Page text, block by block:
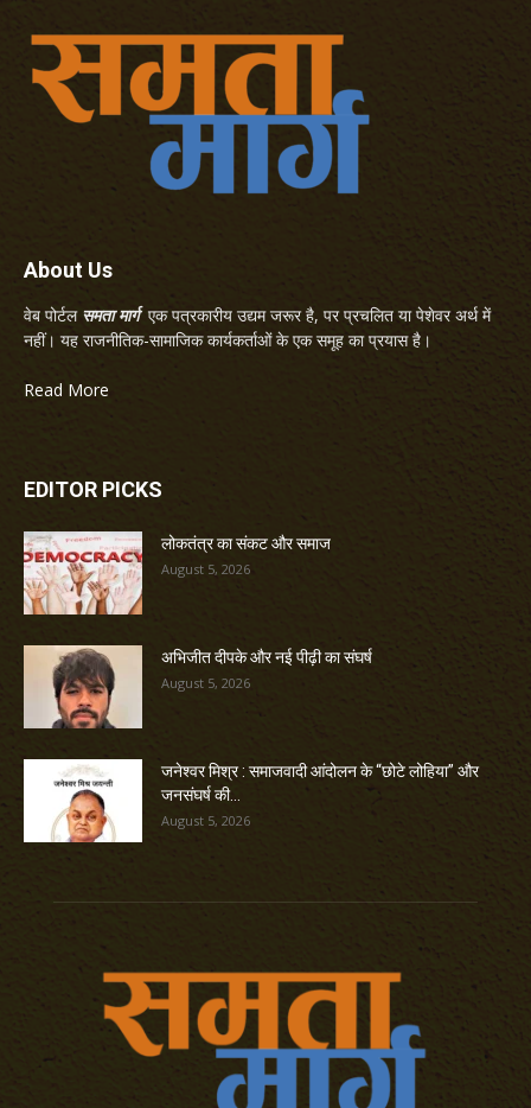
About Us
वेब पोर्टल समता मार्गएक पत्रकारीय उद्यम जरूर है, पर प्रचलित या पेशेवर अर्थ में
नहीं। यह राजनीतिक-सामाजिक कार्यकर्ताओं के एक समूह का प्रयास है।
Read More
EDITOR PICKS
लोकतंत्र का संकट और समाज
August 5, 2026
अभिजीत दीपके और नई पीढ़ी का संघर्ष
August 5, 2026
जनेश्वर मिश्र : समाजवादी आंदोलन के “छोटे लोहिया” और
जनसंघर्ष की...
August 5, 2026